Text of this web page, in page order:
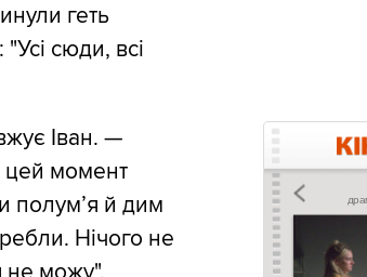
геть
сюди, всі
Іван. —
цей момент
полумʼя й дим
Нічого не